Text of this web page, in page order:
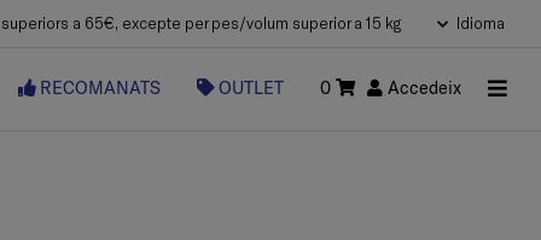
a 65€, excepte per pes/volum superior a 15 kg Idioma
RECOMANATS OUTLET 0 Accedeix